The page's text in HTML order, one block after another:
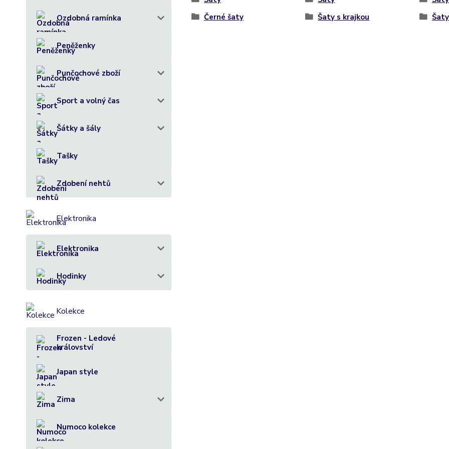
Ozdobná ramínka
Peněženky
Punčochové zboží
Sport a volný čas
Šátky a šály
Tašky
Zdobení nehtů
Elektronika
Elektronika
Hodinky
Kolekce
Frozen - Ledové
království
Japan style
Zima
Numoco kolekce
Černé šaty
Šaty s krajkou